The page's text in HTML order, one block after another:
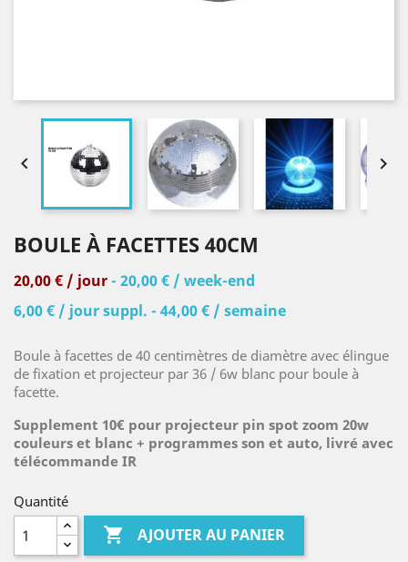
 
BOULE À FACETTES 40CM
20,00 € / jour- 20,00 € / week-end
6,00 € / jour suppl. - 44,00 € / semaine
Boule à facettes de 40 centimètres de diamètre avec élingue
de fixation et projecteur par 36 / 6w blanc pour boule à
facette.
Supplement 10€ pour projecteur pin spot zoom 20w
couleurs et blanc + programmes son et auto, livré avec
télécommande IR
Quantité
 AJOUTER AU PANIER